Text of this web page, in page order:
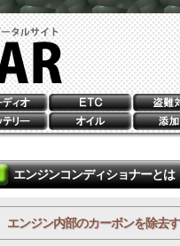
エンジンコンディショナーとは
エンジン内部のカーボンを除去